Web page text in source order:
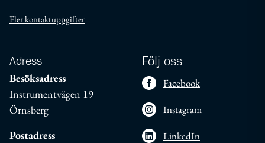
Fler kontaktuppgifter
Adress
Besöksadress
Instrumentvägen 19
Örnsberg
Postadress
Följ oss
Facebook
Instagram
LinkedIn